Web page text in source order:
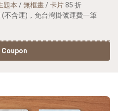
題本 /無框畫 /卡片 85 折
不含運)，免台灣掛號運費一筆